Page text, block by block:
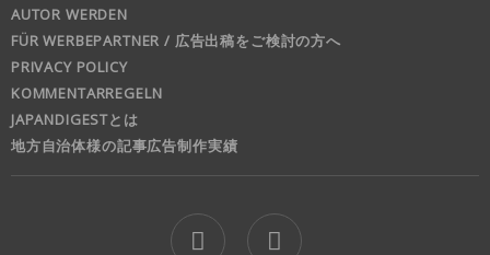
AUTOR WERDEN
FÜR WERBEPARTNER / 広告出稿をご検討の方へ
PRIVACY POLICY
KOMMENTARREGELN
JAPANDIGESTとは
地方自治体様の記事広告制作実績